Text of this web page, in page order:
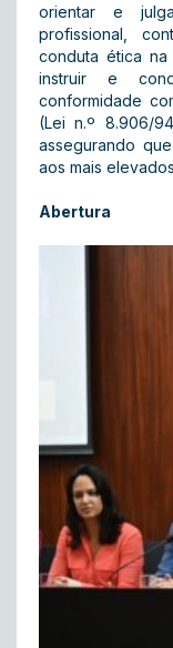
orientar e
profissional,
conduta ética na
instruir e
conformidade
(Lei n.º 8.906/
assegurando
aos mais
Abertura